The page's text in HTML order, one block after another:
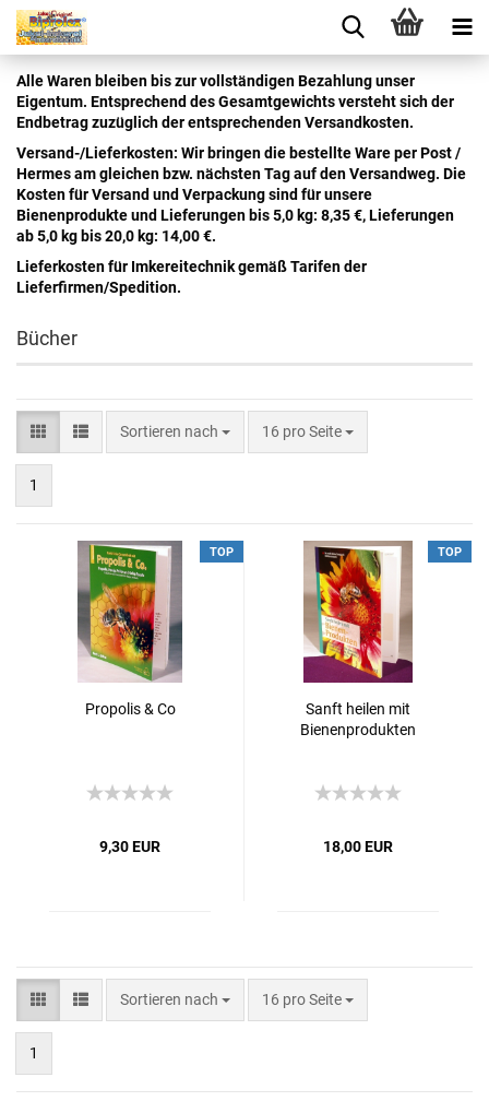
Alle Waren bleiben bis zur vollständigen Bezahlung unser
Eigentum. Entsprechend des Gesamtgewichts versteht sich der
Endbetrag zuzüglich der entsprechenden Versandkosten.
Versand-/Lieferkosten: Wir bringen die bestellte Ware per Post /
Hermes am gleichen bzw. nächsten Tag auf den Versandweg. Die
Kosten für Versand und Verpackung sind für unsere
Bienenprodukte und Lieferungen bis 5,0 kg: 8,35 €, Lieferungen
ab 5,0 kg bis 20,0 kg: 14,00 €.
Lieferkosten für Imkereitechnik gemäß Tarifen der
Lieferfirmen/Spedition.
Bücher
Sortieren nach 16 pro Seite
1
TOP
Propolis & Co
9,30 EUR
TOP
Sanft heilen mit
Bienenprodukten
18,00 EUR
Sortieren nach 16 pro Seite
1